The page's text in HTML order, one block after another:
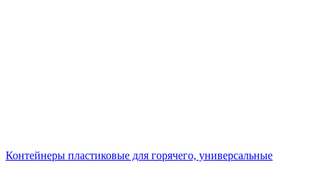
Контейнеры пластиковые для горячего, универсальные